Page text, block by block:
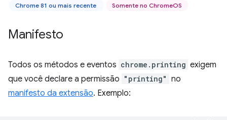
Chrome 81 ou mais recente Somente no ChromeOS
Manifesto
Todos os métodos e eventos chrome.printing exigem
que você declare a permissão "printing" no
manifesto da extensão. Exemplo: